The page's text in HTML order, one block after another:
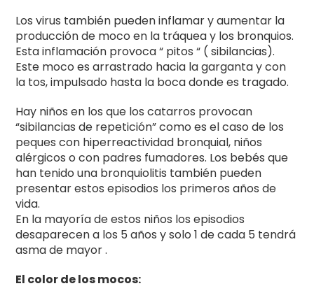
Los virus también pueden inflamar y aumentar la
producción de moco en la tráquea y los bronquios.
Esta inflamación provoca “ pitos “ ( sibilancias).
Este moco es arrastrado hacia la garganta y con
la tos, impulsado hasta la boca donde es tragado.
Hay niños en los que los catarros provocan
“sibilancias de repetición” como es el caso de los
peques con hiperreactividad bronquial, niños
alérgicos o con padres fumadores. Los bebés que
han tenido una bronquiolitis también pueden
presentar estos episodios los primeros años de
vida.
En la mayoría de estos niños los episodios
desaparecen a los 5 años y solo 1 de cada 5 tendrá
asma de mayor .
El color de los mocos: